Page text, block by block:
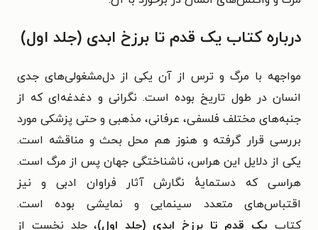
درباره کتاب یک قدم تا برزخ ابدی (جلد اول)
مواجهه با مرگ و ترس از آن یکی از دل‌مشغولی‌های جدی
انسان در طول تاریخ بوده است. نگرانی و دغدغه‌ای که از
جنبه‌های مختلف فلسفی، عرفانی، مذهبی و حتی پزشکی مورد
بررسی قرار گرفته و هنوز هم محل بحث و مناقشه است.
یکی از دلایل این هراس، ناشناختگی جهان پس از مرگ است.
هراسی که دستمایهٔ نگارش آثار فراوان ادبی و نیز
اقتباس‌های متعدد سینمایی و نمایشی بوده است.
کتابیک قدم تا برزخ ابدی (جلد اول)، جلد نخست از